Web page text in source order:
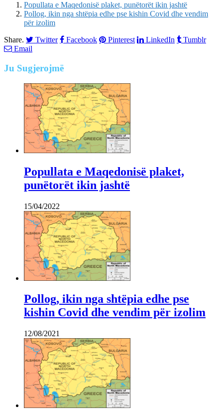
Popullata e Maqedonisë plaket, punëtorët ikin jashtë
Pollog, ikin nga shtëpia edhe pse kishin Covid dhe vendim
për izolim
Share.
Twitter Facebook Pinterest LinkedIn
Tumblr
Email
Ju Sugjerojmë
Popullata e Maqedonisë plaket,
punëtorët ikin jashtë
15/04/2022
Pollog, ikin nga shtëpia edhe pse
kishin Covid dhe vendim për izolim
12/08/2021